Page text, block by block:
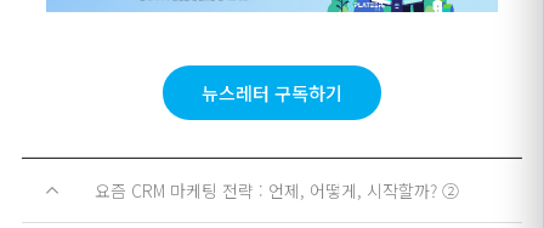
뉴스레터 구독하기
요즘 CRM 마케팅 전략 : 언제, 어떻게, 시작할까? ②